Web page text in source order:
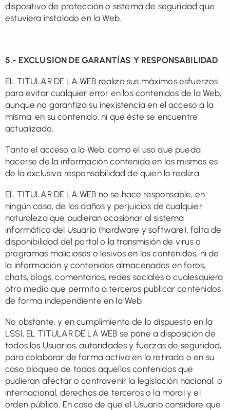
dispositivo de protección o sistema de seguridad que
estuviera instalado en la Web.
5.- EXCLUSION DE GARANTÍAS Y RESPONSABILIDAD
EL TITULAR DE LA WEB realiza sus máximos esfuerzos
para evitar cualquier error en los contenidos de la Web,
aunque no garantiza su inexistencia en el acceso a la
misma, en su contenido, ni que éste se encuentre
actualizado.
Tanto el acceso a la Web, como el uso que pueda
hacerse de la información contenida en los mismos es
de la exclusiva responsabilidad de quien lo realiza.
EL TITULAR DE LA WEB no se hace responsable, en
ningún caso, de los daños y perjuicios de cualquier
naturaleza que pudieran ocasionar al sistema
informático del Usuario (hardware y software), falta de
disponibilidad del portal o la transmisión de virus o
programas maliciosos o lesivos en los contenidos, ni de
la información y contenidos almacenados en foros,
chats, blogs, comentarios, redes sociales o cualesquiera
otro medio que permita a terceros publicar contenidos
de forma independiente en la Web
No obstante, y en cumplimiento de lo dispuesto en la
LSSI, EL TITULAR DE LA WEB se pone a disposición de
todos los Usuarios, autoridades y fuerzas de seguridad,
para colaborar de forma activa en la retirada o en su
caso bloqueo de todos aquellos contenidos que
pudieran afectar o contravenir la legislación nacional, o
internacional, derechos de terceros o la moral y el
orden público. En caso de que el Usuario considere que